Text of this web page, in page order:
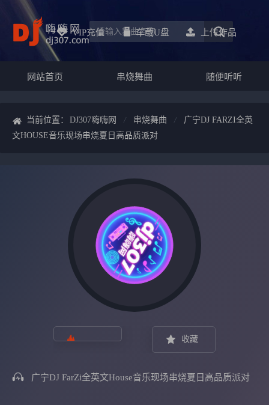
VIP充值 车载u盘 上传作品
网站首页 串烧舞曲 随便听听
当前位置： DJ307嗨嗨网 串烧舞曲
广宁DJ FARZI全英
文HOUSE音乐现场串烧夏日高品质派对
收藏
广宁DJ FarZi全英文House音乐现场串烧夏日高品质派对